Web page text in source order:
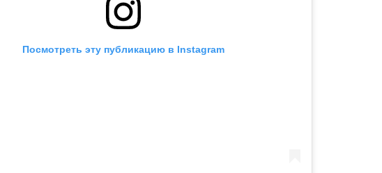
Посмотреть эту публикацию в Instagram